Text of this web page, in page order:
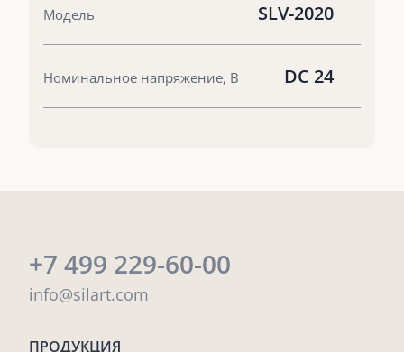
Модель SLV-2020
Номинальное напряжение, В DC 24
+7 499 229-60-00
info@silart.com
ПРОДУКЦИЯ